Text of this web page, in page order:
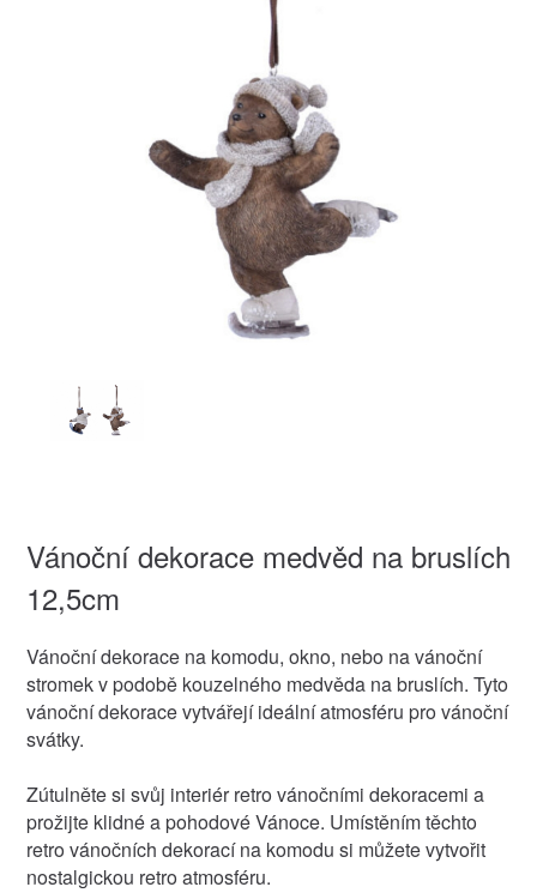
Vánoční dekorace medvěd na bruslích
12,5cm
Vánoční dekorace na komodu, okno, nebo na vánoční
stromek v podobě kouzelného medvěda na bruslích. Tyto
vánoční dekorace vytvářejí ideální atmosféru pro vánoční
svátky.
Zútulněte si svůj interiér retro vánočními dekoracemi a
prožijte klidné a pohodové Vánoce. Umístěním těchto
retro vánočních dekorací na komodu si můžete vytvořit
nostalgickou retro atmosféru.